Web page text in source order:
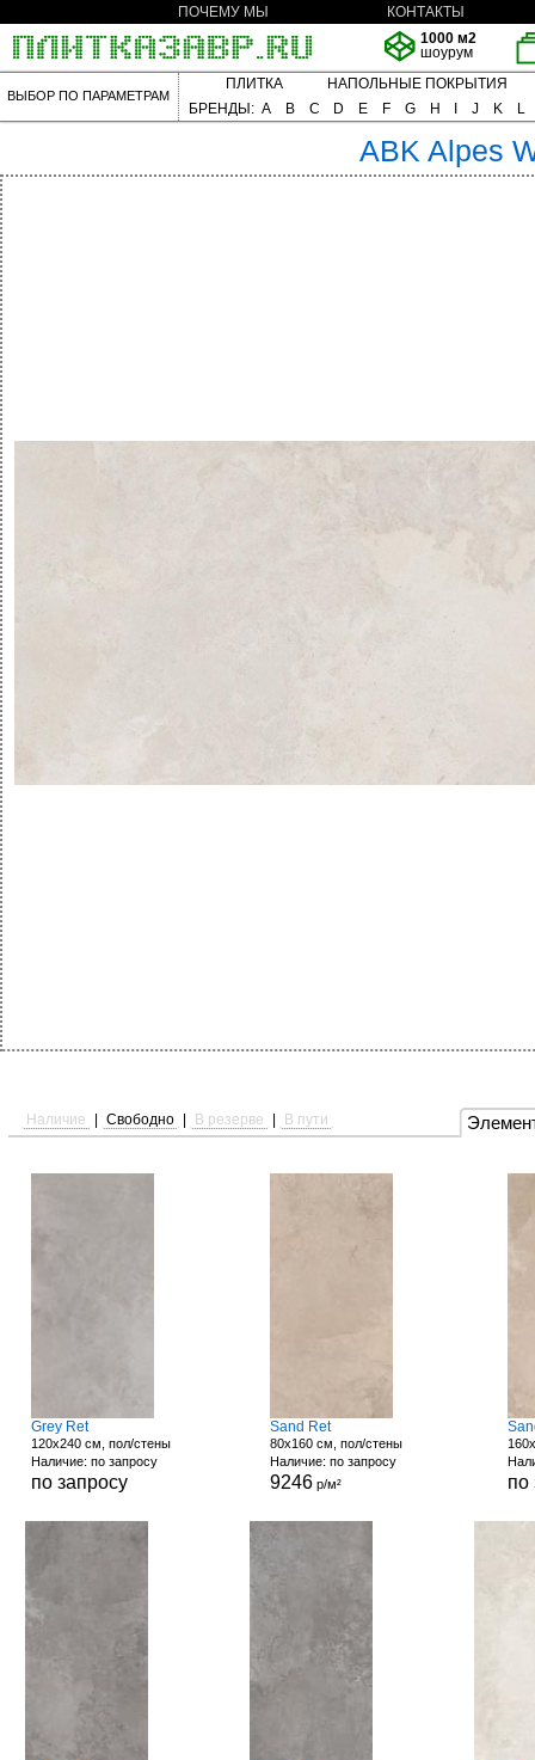
ПОЧЕМУ МЫ
КОНТАКТЫ
1000 м2
шоурум
ВЫБОР ПО ПАРАМЕТРАМ
ПЛИТКА
НАПОЛЬНЫЕ ПОКРЫТИЯ
БРЕНДЫ: A B C D E F G H J K L
ABK Alpes
Наличие Свободно В резерве В пути
Grey Ret
120x240 см, пол/стены
Наличие: по запросу
по запросу
Sand Ret
80x160 см, пол/стены
Наличие: по запросу
9246р/м² по